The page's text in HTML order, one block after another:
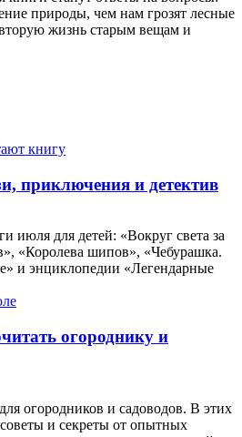
природы, чем нам грозят лесные
жизнь старым вещам и
приключения и детектив
июля для детей: «Вокруг света за
«Королева шипов», «Чебурашка.
и энциклопедии «Легендарные
огороднику и
огородников и садоводов. В этих
и секреты от опытных